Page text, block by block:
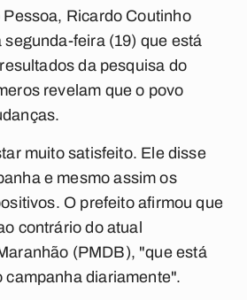
Ricardo Coutinho
feira (19) que está
da pesquisa do
revelam que o povo
muito satisfeito. Ele disse
e mesmo assim os
O prefeito afirmou que
contrário do atual
(PMDB), "que está
campanha diariamente".